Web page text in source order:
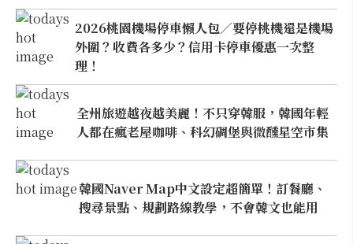
2026桃園機場停車懶人包／要停桃機還是機場
外圍？收費各多少？信用卡停車優惠一次整
理！
全州旅遊越夜越美麗！不只穿韓服，韓國年輕
人都在瘋老屋咖啡、科幻碉堡與微醺星空市集
韓國Naver Map中文設定超簡單！訂餐廳、
搜尋景點、規劃路線教學，不會韓文也能用